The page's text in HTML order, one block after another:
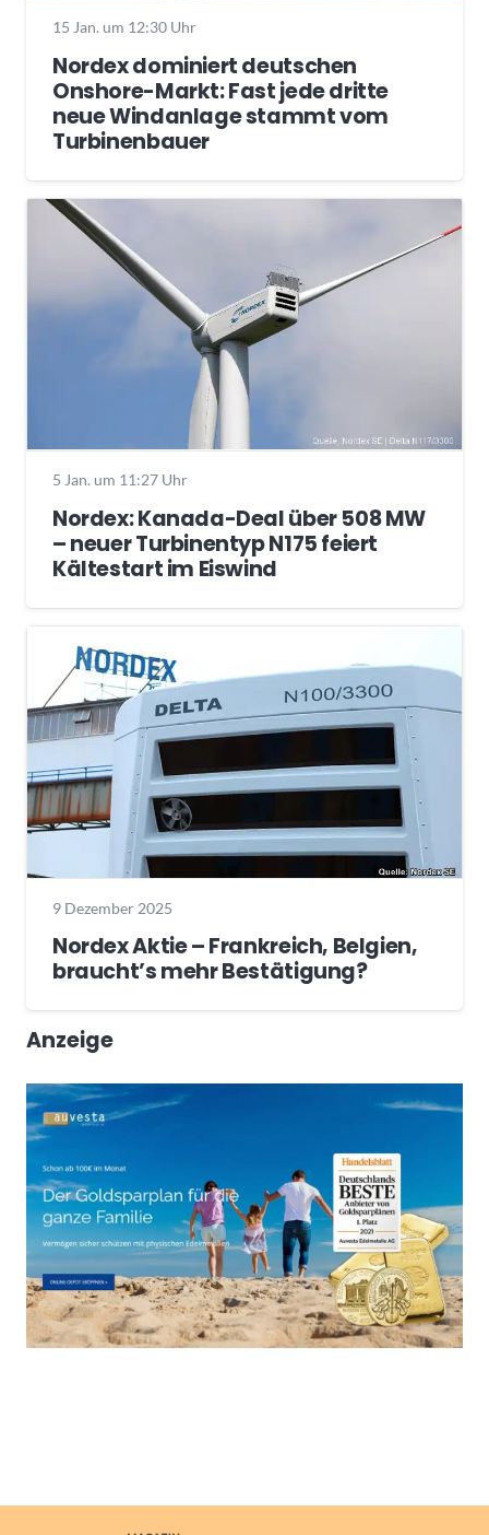
15 Jan. um 12:30 Uhr
Nordex dominiert deutschen
Onshore-Markt: Fast jede dritte
neue Windanlage stammt vom
Turbinenbauer
5 Jan. um 11:27 Uhr
Nordex: Kanada-Deal über 508 MW
– neuer Turbinentyp N175 feiert
Kältestart im Eiswind
9 Dezember 2025
Nordex Aktie – Frankreich, Belgien,
braucht’s mehr Bestätigung?
Anzeige